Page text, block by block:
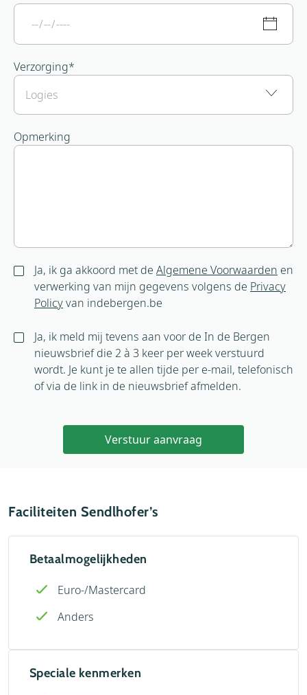
Verzorging*
Opmerking
Ja, ik ga akkoord met de Algemene Voorwaarden en
verwerking van mijn gegevens volgens de Privacy
Policyvan indebergen.be
Ja, ik meld mij tevens aan voor de In de Bergen
nieuwsbrief die 2 à 3 keer per week verstuurd
wordt. Je kunt je te allen tijde per e-mail, telefonisch
of via de link in de nieuwsbrief afmelden.
Verstuur aanvraag
Faciliteiten Sendlhofer’s
Betaalmogelijkheden
Euro-/Mastercard
Anders
Speciale kenmerken